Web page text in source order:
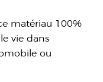
matériau 100%
vie dans
ou